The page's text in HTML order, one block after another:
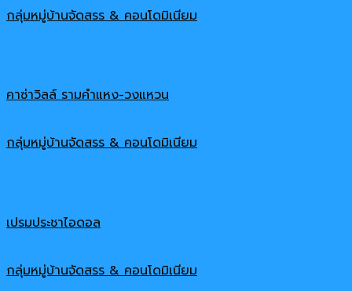
กลุ่มหมู่บ้านจัดสรร & คอนโดมิเนียม
คาซ่าวิลล์ รามคำแหง-วงแหวน
กลุ่มหมู่บ้านจัดสรร & คอนโดมิเนียม
เปรมประชาไอดอล
กลุ่มหมู่บ้านจัดสรร & คอนโดมิเนียม